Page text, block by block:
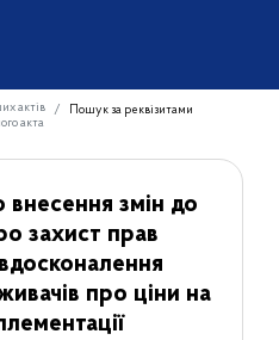
актів
Пошук за реквізитами
акта
змін до
захист прав
про ціни на